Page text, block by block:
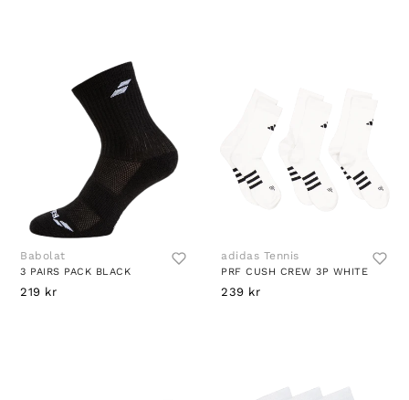
Babolat
3 PAIRS PACK BLACK
219 kr
adidas Tennis
PRF CUSH CREW 3P WHITE
239 kr